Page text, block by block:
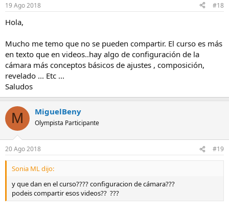
19 Ago 2018 #18
Hola,
Mucho me temo que no se pueden compartir. El curso es más
en texto que en videos..hay algo de configuración de la
cámara más conceptos básicos de ajustes , composición,
revelado ... Etc ...
Saludos
M MiguelBeny
Olympista Participante
20 Ago 2018 #19
Sonia ML dijo:
y que dan en el curso???? configuracion de cámara???
podeis compartir esos videos?? ???